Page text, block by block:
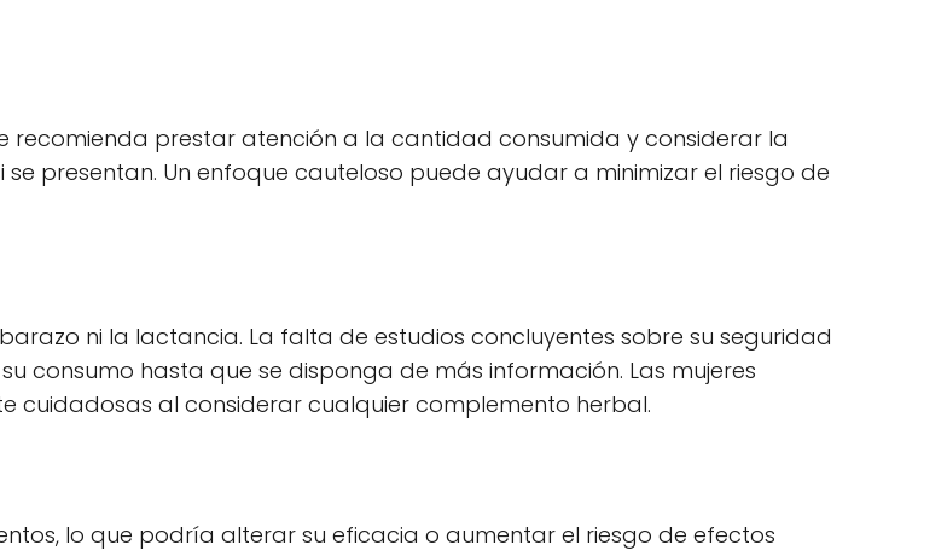
recomienda prestar atención a la cantidad consumida y considerar la
presentan. Un enfoque cauteloso puede ayudar a minimizar el riesgo de
ni la lactancia. La falta de estudios concluyentes sobre su seguridad
consumo hasta que se disponga de más información. Las mujeres
al considerar cualquier complemento herbal.
lo que podría alterar su eficacia o aumentar el riesgo de efectos